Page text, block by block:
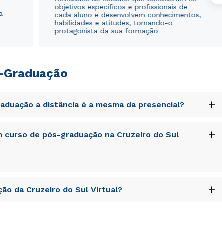
objetivos específicos e profissionais de
cada aluno e desenvolvem conhecimentos,
habilidades e atitudes, tornando-o
protagonista da sua formação
a distância é a mesma da presencial? +
inventore veritatis et quasi architecto beatae vitae dicta
voluptatem sequi nesciunt.
curso de pós-graduação na Cruzeiro do Sul +
inventore veritatis et quasi architecto beatae vitae dicta
da Cruzeiro do Sul Virtual? +